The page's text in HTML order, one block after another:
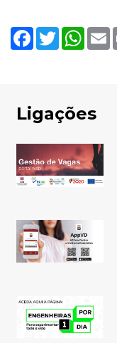
FacebookTwitter
Ligações